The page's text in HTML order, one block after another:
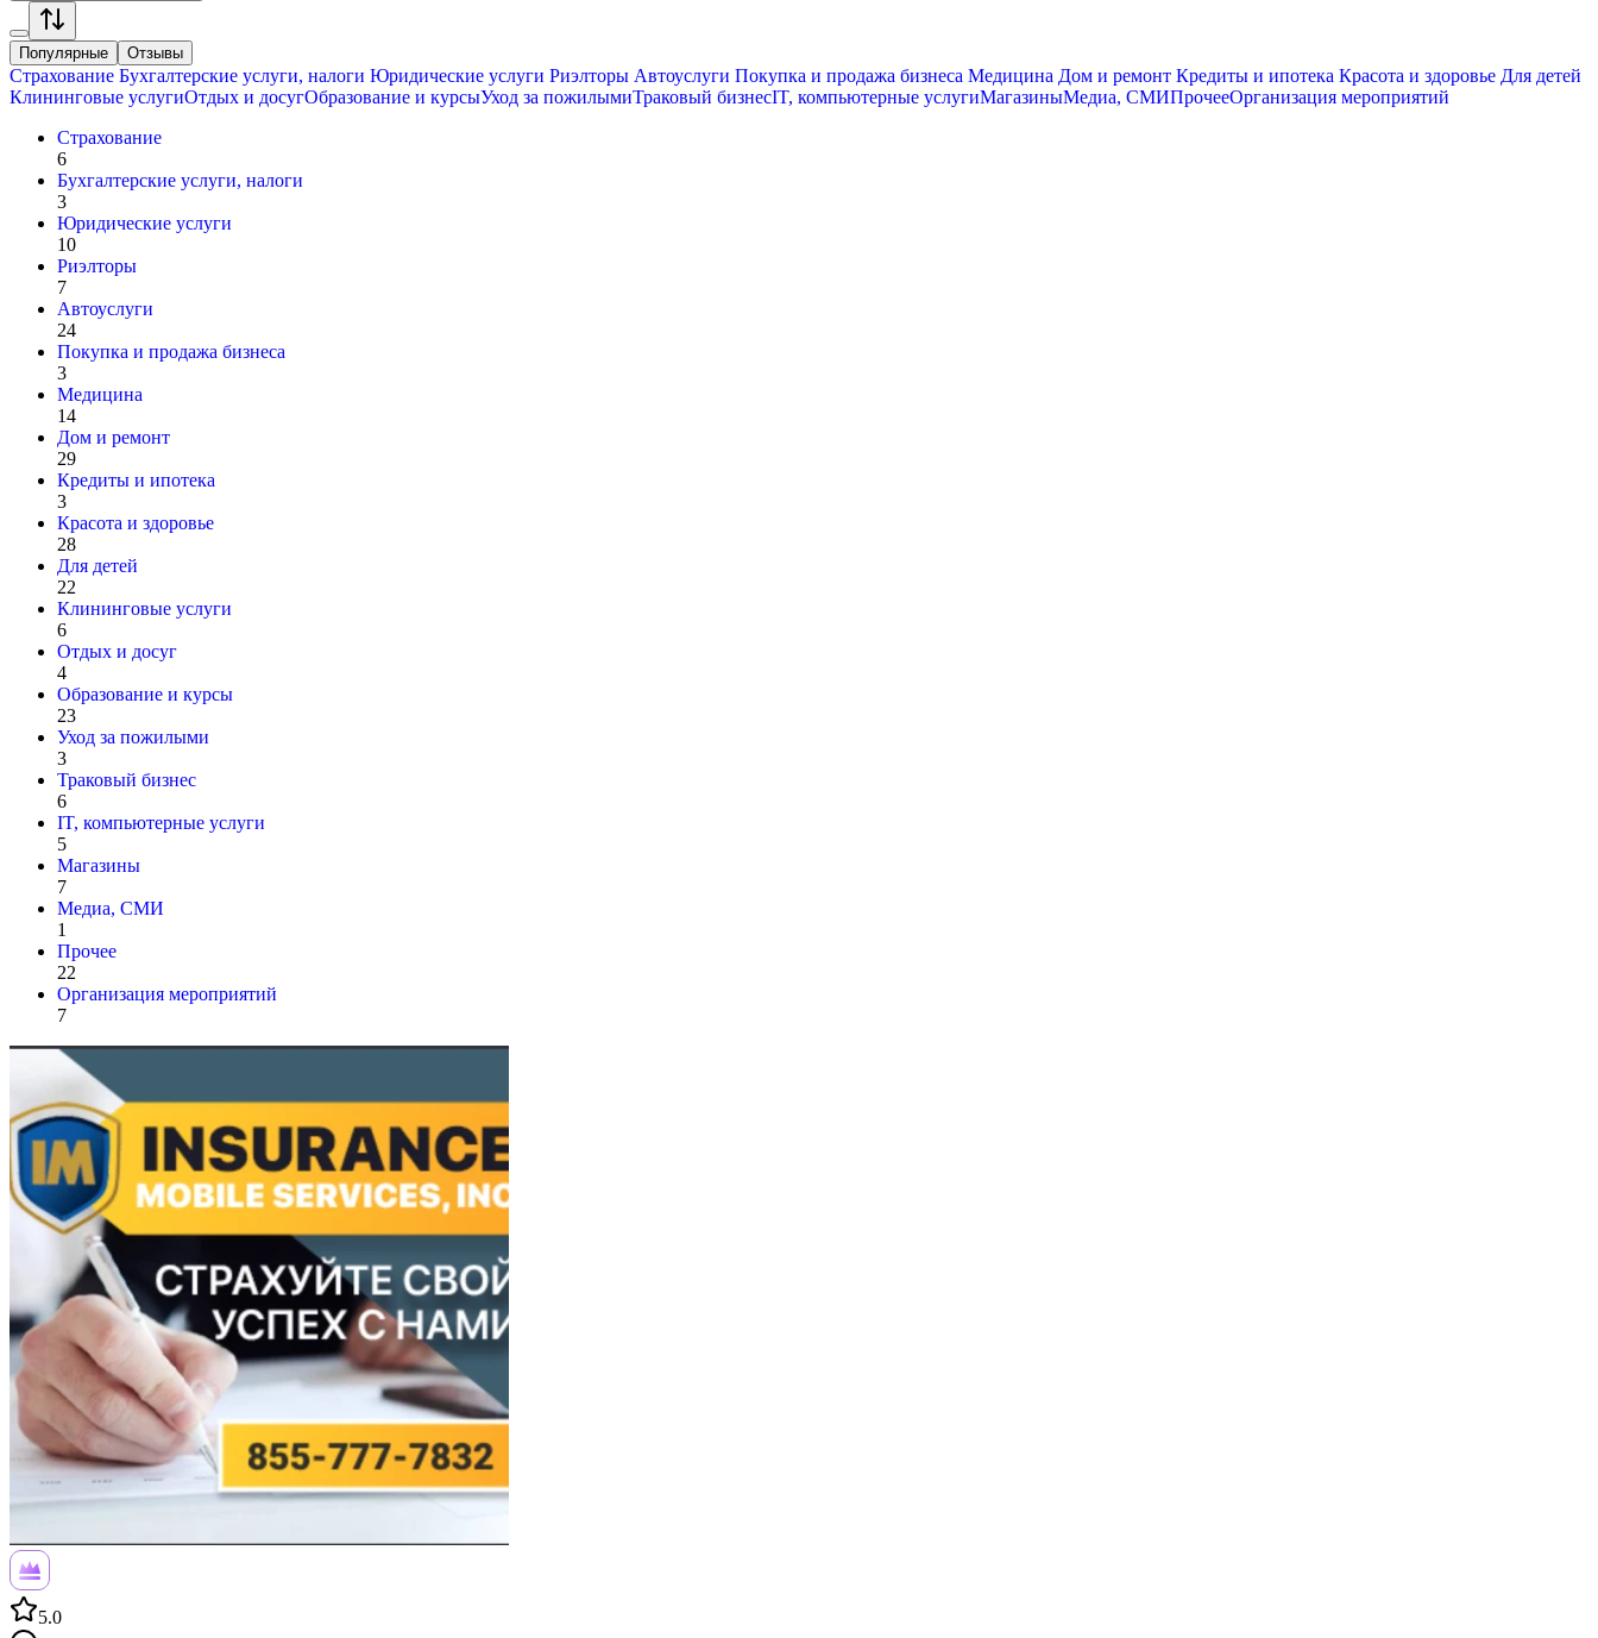
Популярные Отзывы
Страхование Бухгалтерские услуги, налоги Юридические услуги Риэлторы Автоуслуги Покупка и продажа бизнеса Медицина Дом и ремонт Кредиты и ипотека Красота и здоровье Для детей
Клининговые услугиОтдых и досугОбразование и курсыУход за пожилымиТраковый бизнесIT, компьютерные услугиМагазиныМедиа, СМИПрочееОрганизация мероприятий
Страхование
6
Бухгалтерские услуги, налоги
3
Юридические услуги
10
Риэлторы
7
Автоуслуги
24
Покупка и продажа бизнеса
3
Медицина
14
Дом и ремонт
29
Кредиты и ипотека
3
Красота и здоровье
28
Для детей
22
Клининговые услуги
6
Отдых и досуг
4
Образование и курсы
23
Уход за пожилыми
3
Траковый бизнес
6
IT, компьютерные услуги
5
Магазины
7
Медиа, СМИ
1
Прочее
22
Организация мероприятий
7
5.0